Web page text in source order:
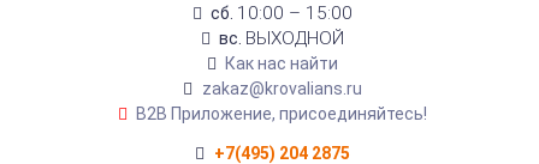
сб. 10:00 – 15:00
вс. ВЫХОДНОЙ
Как нас найти
zakaz@krovalians.ru
B2B Приложение, присоединяйтесь!
+7(495) 204 2875